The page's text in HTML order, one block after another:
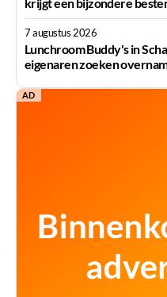
krijgt een bijzondere
7 augustus 2026
Lunchroom Buddy's in
eigenaren zoeken
AD